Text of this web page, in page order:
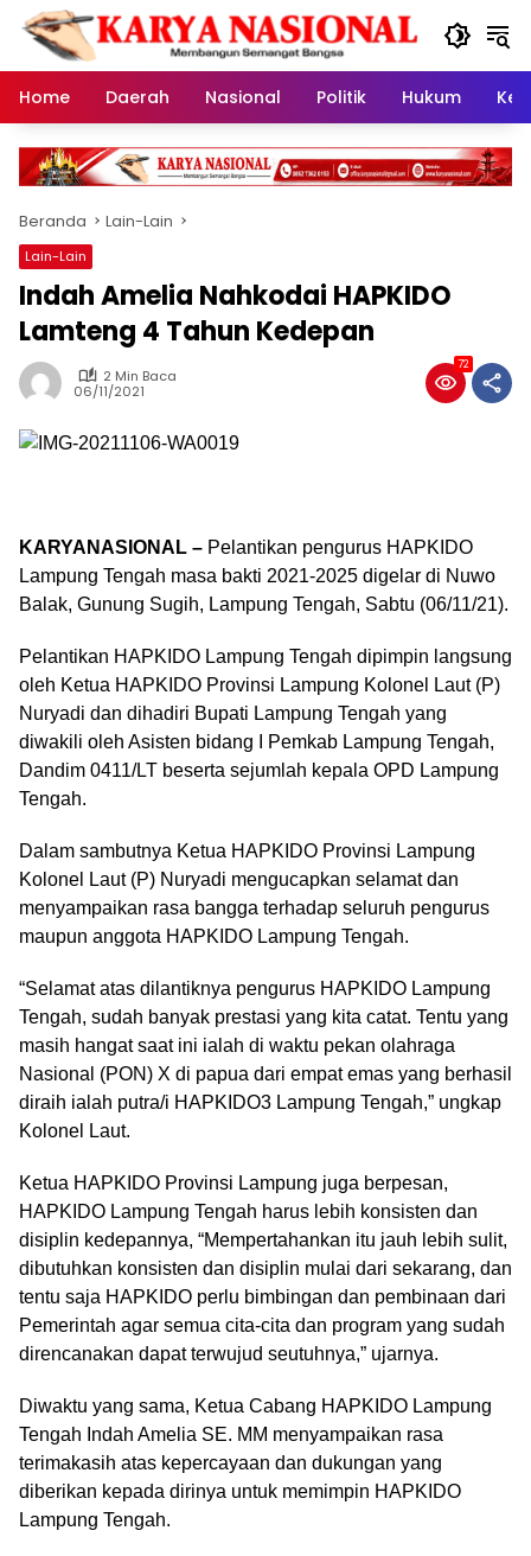
Langsung
konten
Home
Daerah Nasional Politik Hukum
Beranda Lain-Lain
Lain-Lain
Indah Amelia Nahkodai HAPKIDO
Lamteng 4 Tahun Kedepan
2 Min Baca
06/11/2021
72
KARYANASIONAL – Pelantikan pengurus HAPKIDO
Lampung Tengah masa bakti 2021-2025 digelar di Nuwo
Balak, Gunung Sugih, Lampung Tengah, Sabtu (06/11/21).
Pelantikan HAPKIDO Lampung Tengah dipimpin langsung
oleh Ketua HAPKIDO Provinsi Lampung Kolonel Laut (P)
Nuryadi dan dihadiri Bupati Lampung Tengah yang
diwakili oleh Asisten bidang I Pemkab Lampung Tengah,
Dandim 0411/LT beserta sejumlah kepala OPD Lampung
Tengah.
Dalam sambutnya Ketua HAPKIDO Provinsi Lampung
Kolonel Laut (P) Nuryadi mengucapkan selamat dan
menyampaikan rasa bangga terhadap seluruh pengurus
maupun anggota HAPKIDO Lampung Tengah.
“Selamat atas dilantiknya pengurus HAPKIDO Lampung
Tengah, sudah banyak prestasi yang kita catat. Tentu yang
masih hangat saat ini ialah di waktu pekan olahraga
Nasional (PON) X di papua dari empat emas yang berhasil
diraih ialah putra/i HAPKIDO3 Lampung Tengah,” ungkap
Kolonel Laut.
Ketua HAPKIDO Provinsi Lampung juga berpesan,
HAPKIDO Lampung Tengah harus lebih konsisten dan
disiplin kedepannya, “Mempertahankan itu jauh lebih sulit,
dibutuhkan konsisten dan disiplin mulai dari sekarang, dan
tentu saja HAPKIDO perlu bimbingan dan pembinaan dari
Pemerintah agar semua cita-cita dan program yang sudah
direncanakan dapat terwujud seutuhnya,” ujarnya.
Diwaktu yang sama, Ketua Cabang HAPKIDO Lampung
Tengah Indah Amelia SE. MM menyampaikan rasa
terimakasih atas kepercayaan dan dukungan yang
diberikan kepada dirinya untuk memimpin HAPKIDO
Lampung Tengah.